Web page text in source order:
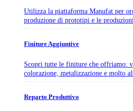
Utilizza la piattaforma Manufat per
produzione di prototipi e le
Finiture Aggiuntive
Scopri tutte le finiture che offriamo:
colorazione, metalizzazione e molto
Reparto Produttivo